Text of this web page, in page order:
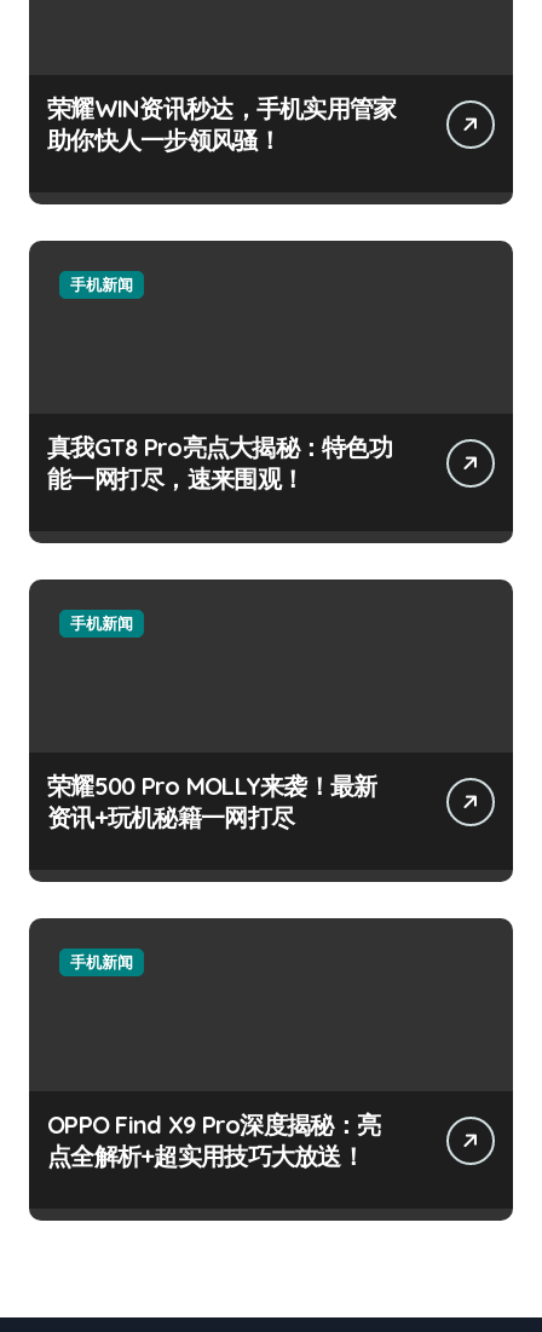
荣耀WIN资讯秒达，手机实用管家
助你快人一步领风骚！
手机新闻
真我GT8 Pro亮点大揭秘：特色功
能一网打尽，速来围观！
手机新闻
荣耀500 Pro MOLLY来袭！最新
资讯+玩机秘籍一网打尽
手机新闻
OPPO Find X9 Pro深度揭秘：亮
点全解析+超实用技巧大放送！